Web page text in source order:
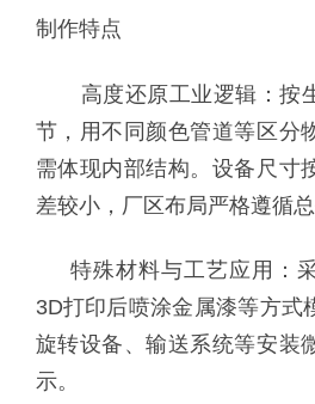
制作特点
高度还原工业逻辑：按
节，用不同颜色管道等区分
需体现内部结构。设备尺寸
差较小，厂区布局严格遵循总
特殊材料与工艺应用：采
3D打印后喷涂金属漆等方式
旋转设备、输送系统等安装
示。